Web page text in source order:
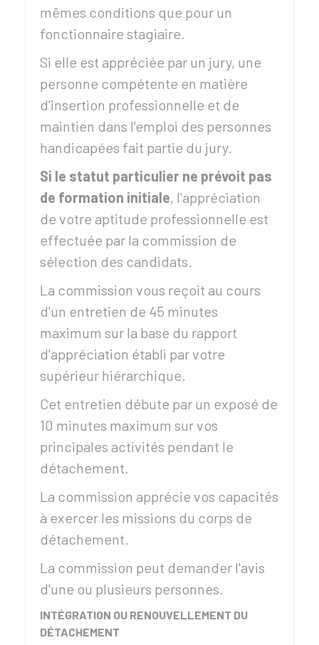
mêmes conditions que pour un
fonctionnaire stagiaire.
Si elle est appréciée par un jury, une
personne compétente en matière
d'insertion professionnelle et de
maintien dans l'emploi des personnes
handicapées fait partie du jury.
Si le statut particulier ne prévoit pas
de formation initiale, l'appréciation
de votre aptitude professionnelle est
effectuée par la commission de
sélection des candidats.
La commission vous reçoit au cours
d'un entretien de 45 minutes
maximum sur la base du rapport
d'appréciation établi par votre
supérieur hiérarchique.
Cet entretien débute par un exposé de
10 minutes maximum sur vos
principales activités pendant le
détachement.
La commission apprécie vos capacités
à exercer les missions du corps de
détachement.
La commission peut demander l'avis
d'une ou plusieurs personnes.
INTÉGRATION OU RENOUVELLEMENT DU
DÉTACHEMENT